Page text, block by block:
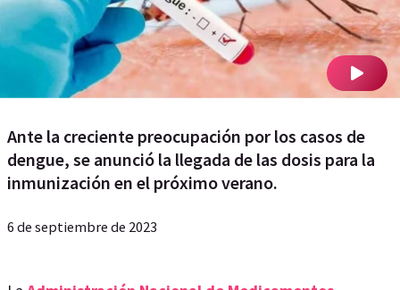
Ante la creciente preocupación por los casos de
dengue, se anunció la llegada de las dosis para la
inmunización en el próximo verano.
6 de septiembre de 2023